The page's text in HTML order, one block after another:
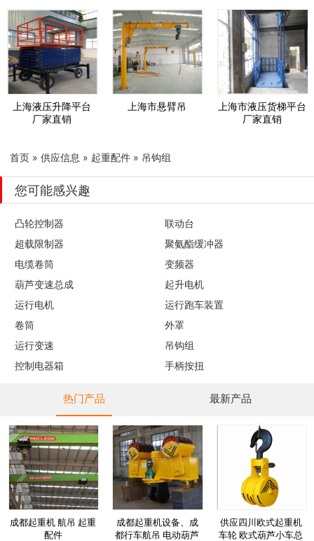
上海液压升降平台
厂家直销
上海市悬臂吊
上海市液压货梯平台
厂家直销
首页 » 供应信息 » 起重配件 » 吊钩组
您可能感兴趣
凸轮控制器
联动台
超载限制器
聚氨酯缓冲器
电缆卷筒
变频器
葫芦变速总成
起升电机
运行电机
运行跑车装置
卷筒
外罩
运行变速
吊钩组
控制电器箱
手柄按扭
热门产品 最新产品
成都起重机 航吊 起重
配件
成都起重机设备、成
都行车航吊 电动葫芦
供应四川欧式起重机
车轮 欧式葫芦小车总